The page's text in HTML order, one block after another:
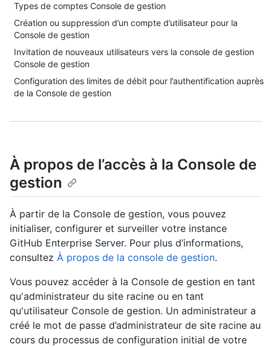
Types de comptes Console de gestion
Création ou suppression d’un compte d’utilisateur pour la
Console de gestion
Invitation de nouveaux utilisateurs vers la console de gestion
Console de gestion
Configuration des limites de débit pour l’authentification auprès
de la Console de gestion
À propos de l’accès à la Console de
gestion
À partir de la Console de gestion, vous pouvez
initialiser, configurer et surveiller votre instance
GitHub Enterprise Server. Pour plus d’informations,
consultez À propos de la console de gestion.
Vous pouvez accéder à la Console de gestion en tant
qu'administrateur du site racine ou en tant
qu'utilisateur Console de gestion. Un administrateur a
créé le mot de passe d’administrateur de site racine au
cours du processus de configuration initial de votre